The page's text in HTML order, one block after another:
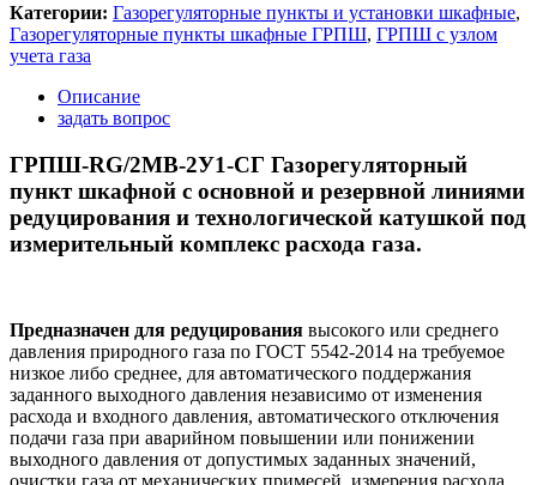
Категории: Газорегуляторные пункты и установки шкафные,
Газорегуляторные пункты шкафные ГРПШ, ГРПШ с узлом
учета газа
Описание
задать вопрос
ГРПШ-RG/2MB-2У1-СГ Газорегуляторный
пункт шкафной с основной и резервной линиями
редуцирования и технологической катушкой под
измерительный комплекс расхода газа.
Предназначен для редуцирования высокого или среднего
давления природного газа по ГОСТ 5542-2014 на требуемое
низкое либо среднее, для автоматического поддержания
заданного выходного давления независимо от изменения
расхода и входного давления, автоматического отключения
подачи газа при аварийном повышении или понижении
выходного давления от допустимых заданных значений,